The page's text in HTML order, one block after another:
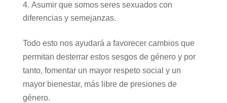
Asumir que somos seres sexuados con
diferencias y semejanzas.
Todo esto nos ayudará a favorecer cambios que
permitan desterrar estos sesgos de género y por
tanto, fomentar un mayor respeto social y un
mayor bienestar, más libre de presiones de
género.